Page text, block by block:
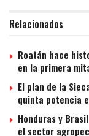
Relacionados
Roatán hace
en la primera
El plan de la
quinta potencia
Honduras y
el sector